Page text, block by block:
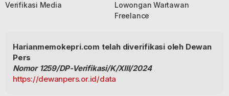
Verifikasi Media
Lowongan Wartawan
Freelance
Harianmemokepri.com telah diverifikasi oleh Dewan
Pers
Nomor 1259/DP-Verifikasi/K/XIII/2024
https://dewanpers.or.id/data